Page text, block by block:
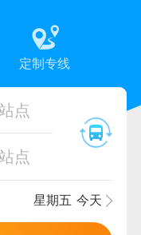
定制专线
点
点
星期五 今天